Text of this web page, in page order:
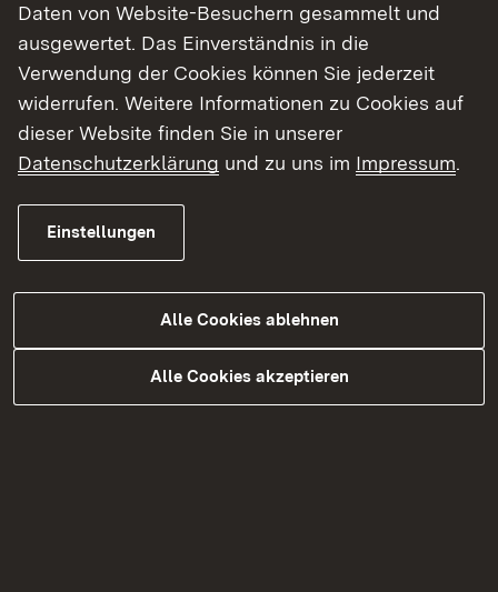
Daten von Website-Besuchern gesammelt und
ausgewertet. Das Einverständnis in die
Verwendung der Cookies können Sie jederzeit
widerrufen. Weitere Informationen zu Cookies auf
dieser Website finden Sie in unserer
Datenschutzerklärung und zu uns im Impressum.
Einstellungen
Alle Cookies ablehnen
Alle Cookies akzeptieren